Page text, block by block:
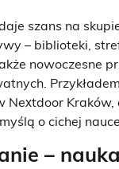
szans na
– biblioteki,
nowoczesne
Nextdoor Kraków,
o cichej
–